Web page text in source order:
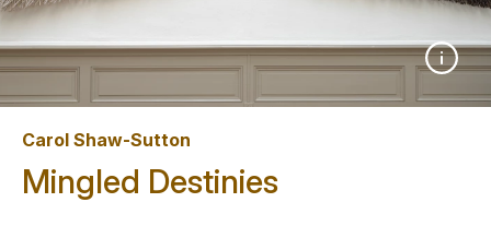
Carol Shaw-Sutton
Mingled Destinies